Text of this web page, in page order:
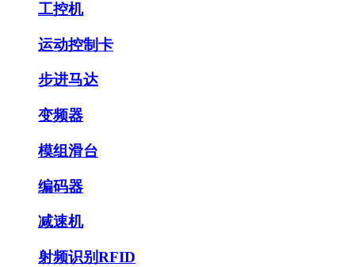
工控机
运动控制卡
步进马达
变频器
模组滑台
编码器
减速机
射频识别RFID